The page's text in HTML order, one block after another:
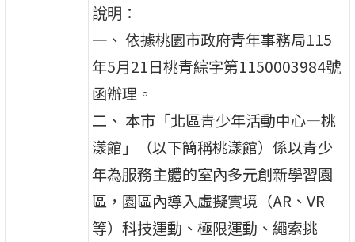
說明：
一、 依據桃園市政府青年事務局115
年5月21日桃青綜字第1150003984號
函辦理。
二、 本市「北區青少年活動中心—桃
漾館」（以下簡稱桃漾館）係以青少
年為服務主體的室內多元創新學習園
區，園區內導入虛擬實境（AR、VR
等）科技運動、極限運動、繩索挑